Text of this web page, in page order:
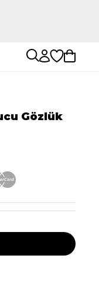
Gözlük